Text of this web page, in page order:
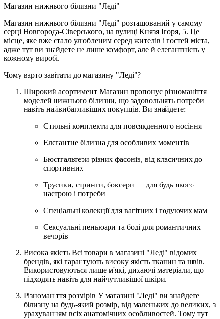
Магазин нижнього білизни "Леді"
Магазин нижнього білизни "Леді" розташований у самому
серці Новгорода-Сіверського, на вулиці Князя Ігоря, 5. Це
місце, яке вже стало улюбленим серед жителів і гостей міста,
адже тут ви знайдете не лише комфорт, але й елегантність у
кожному виробі.
Чому варто завітати до магазину "Леді"?
Широкий асортимент Магазин пропонує різноманіття
моделей нижнього білизни, що задовольнять потреби
навіть найвибагливіших покупців. Ви знайдете:
Стильні комплекти для повсякденного носіння
Елегантне білизна для особливих моментів
Бюстгальтери різних фасонів, від класичних до
спортивних
Трусики, стринги, боксери — для будь-якого
настрою і потреби
Спеціальні колекції для вагітних і годуючих мам
Сексуальні пеньюари та боді для романтичних
вечорів
Висока якість Всі товари в магазині "Леді" відомих
брендів, які гарантують високу якість тканин та швів.
Використовуються лише м'які, дихаючі матеріали, що
підходять навіть для найчутливішої шкіри.
Різноманіття розмірів У магазині "Леді" ви знайдете
білизну на будь-який розмір, від маленьких до великих, з
урахуванням всіх анатомічних особливостей. Тому тут